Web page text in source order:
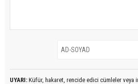
UYARI: Küfür, hakaret, rencide edici cümleler veya